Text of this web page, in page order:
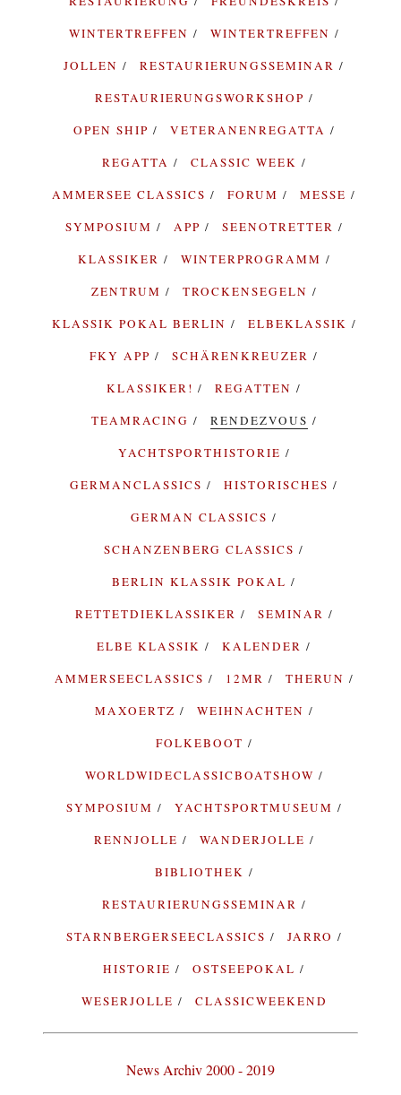
WINTERTREFFEN
WINTERTREFFEN
JOLLEN
RESTAURIERUNGSSEMINAR
RESTAURIERUNGSWORKSHOP
OPEN SHIP
VETERANENREGATTA
REGATTA
CLASSIC WEEK
AMMERSEE CLASSICS
FORUM
MESSE
SYMPOSIUM
APP
SEENOTRETTER
KLASSIKER
WINTERPROGRAMM
ZENTRUM
TROCKENSEGELN
KLASSIK POKAL BERLIN
ELBEKLASSIK
FKY APP
SCHÄRENKREUZER
KLASSIKER!
REGATTEN
TEAMRACING
RENDEZVOUS
YACHTSPORTHISTORIE
GERMANCLASSICS
HISTORISCHES
GERMAN CLASSICS
SCHANZENBERG CLASSICS
BERLIN KLASSIK POKAL
RETTETDIEKLASSIKER
SEMINAR
ELBE KLASSIK
KALENDER
AMMERSEECLASSICS
12MR
THERUN
MAXOERTZ
WEIHNACHTEN
FOLKEBOOT
WORLDWIDECLASSICBOATSHOW
SYMPOSIUM
YACHTSPORTMUSEUM
RENNJOLLE
WANDERJOLLE
BIBLIOTHEK
RESTAURIERUNGSSEMINAR
STARNBERGERSEECLASSICS
JARRO
HISTORIE
OSTSEEPOKAL
WESERJOLLE
CLASSICWEEKEND
News Archiv 2000 - 2019